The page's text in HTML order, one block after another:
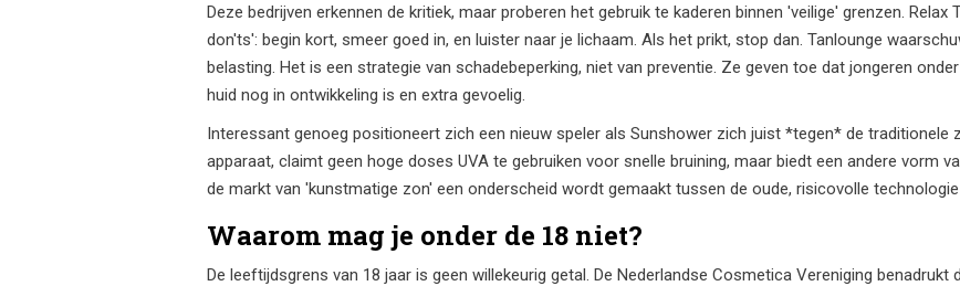
Deze bedrijven erkennen de kritiek, maar proberen het gebruik te kaderen binnen 'veilige' grenzen.
don'ts': begin kort, smeer goed in, en luister naar je lichaam. Als het prikt, stop dan. Tanlounge
belasting. Het is een strategie van schadebeperking, niet van preventie. Ze geven toe dat jongeren
huid nog in ontwikkeling is en extra gevoelig.
Interessant genoeg positioneert zich een nieuw speler als Sunshower zich juist *tegen* de traditionele
apparaat, claimt geen hoge doses UVA te gebruiken voor snelle bruining, maar biedt een andere vorm
de markt van 'kunstmatige zon' een onderscheid wordt gemaakt tussen de oude, risicovolle
Waarom mag je onder de 18 niet?
De leeftijdsgrens van 18 jaar is geen willekeurig getal. De Nederlandse Cosmetica Vereniging benadrukt